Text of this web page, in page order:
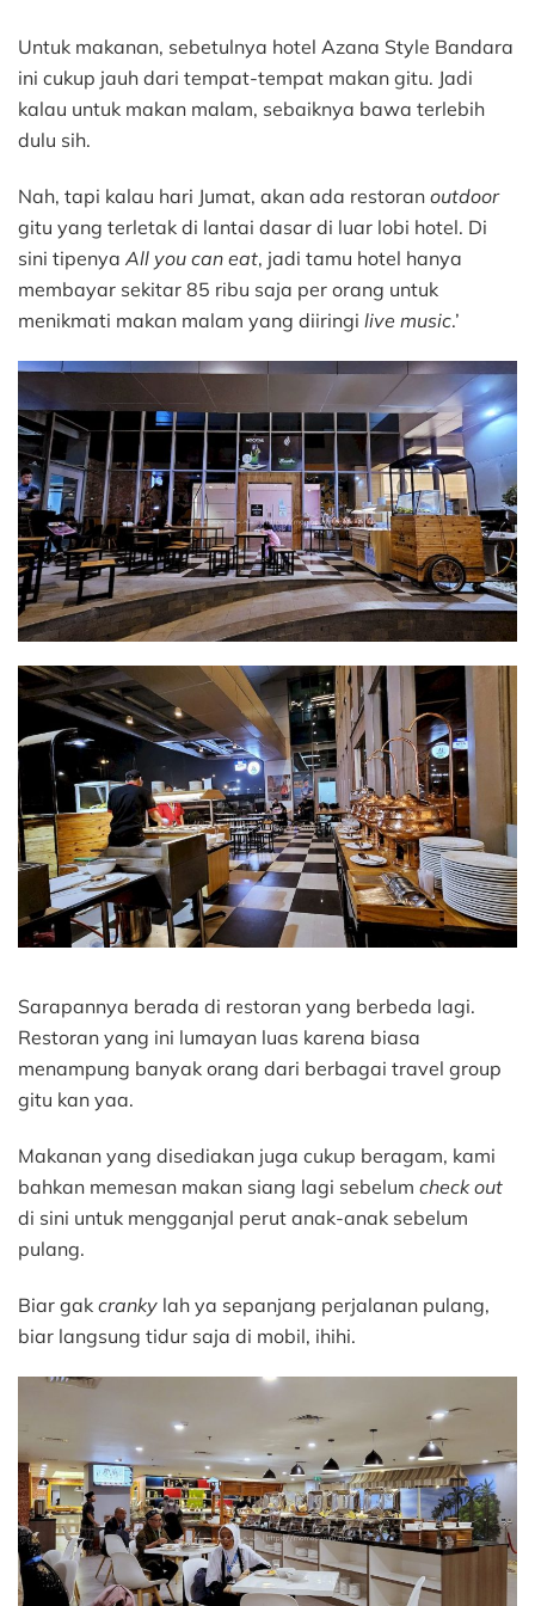
Untuk makanan, sebetulnya hotel Azana Style Bandara
ini cukup jauh dari tempat-tempat makan gitu. Jadi
kalau untuk makan malam, sebaiknya bawa terlebih
dulu sih.
Nah, tapi kalau hari Jumat, akan ada restoran outdoor
gitu yang terletak di lantai dasar di luar lobi hotel. Di
sini tipenya All you can eat, jadi tamu hotel hanya
membayar sekitar 85 ribu saja per orang untuk
menikmati makan malam yang diiringi live music.’
Sarapannya berada di restoran yang berbeda lagi.
Restoran yang ini lumayan luas karena biasa
menampung banyak orang dari berbagai travel group
gitu kan yaa.
Makanan yang disediakan juga cukup beragam, kami
bahkan memesan makan siang lagi sebelum check out
di sini untuk mengganjal perut anak-anak sebelum
pulang.
Biar gak cranky lah ya sepanjang perjalanan pulang,
biar langsung tidur saja di mobil, ihihi.